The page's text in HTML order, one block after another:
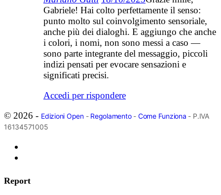
Gabriele! Hai colto perfettamente il senso:
punto molto sul coinvolgimento sensoriale,
anche più dei dialoghi. E aggiungo che anche
i colori, i nomi, non sono messi a caso —
sono parte integrante del messaggio, piccoli
indizi pensati per evocare sensazioni e
significati precisi.
Accedi per rispondere
© 2026 - Edizioni Open- Regolamento- Come Funziona - P.IVA
16134571005
Report